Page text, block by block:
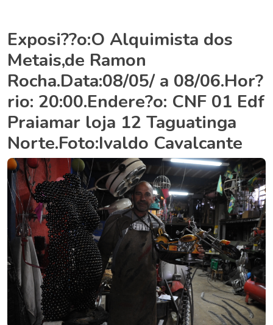
Exposi??o:O Alquimista dos
Metais,de Ramon
Rocha.Data:08/05/ a 08/06.Hor?
rio: 20:00.Endere?o: CNF 01 Edf
Praiamar loja 12 Taguatinga
Norte.Foto:Ivaldo Cavalcante